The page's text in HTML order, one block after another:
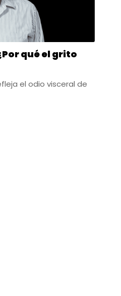
qué el grito
el odio visceral de